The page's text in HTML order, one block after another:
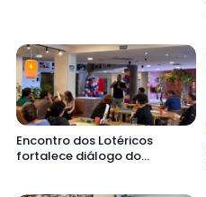
Encontro dos Lotéricos
fortalece diálogo do